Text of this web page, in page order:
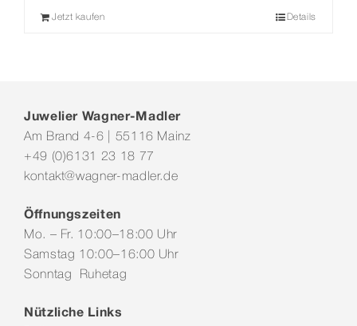
Jetzt kaufen Details
Juwelier Wagner-Madler
Am Brand 4-6 | 55116 Mainz
+49 (0)6131 23 18 77
kontakt@wagner-madler.de
Öffnungszeiten
Mo. – Fr. 10:00–18:00 Uhr
Samstag 10:00–16:00 Uhr
Sonntag Ruhetag
Nützliche Links